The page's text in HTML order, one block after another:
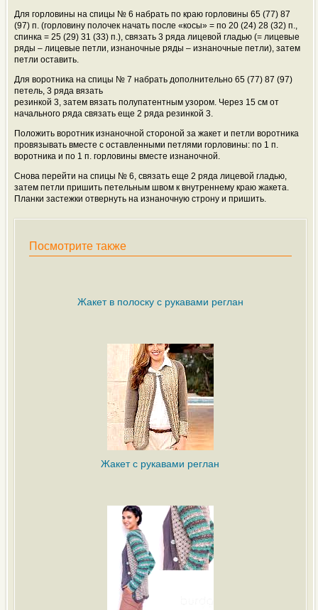
Для горловины на спицы № 6 набрать по краю горловины 65 (77) 87
(97) п. (горловину полочек начать после «косы» = по 20 (24) 28 (32) п.,
спинка = 25 (29) 31 (33) п.), связать 3 ряда лицевой гладью (= лицевые
ряды – лицевые петли, изнаночные ряды – изнаночные петли), затем
петли оставить.
Для воротника на спицы № 7 набрать дополнительно 65 (77) 87 (97)
петель, 3 ряда вязать
резинкой 3, затем вязать полупатентным узором. Через 15 см от
начального ряда связать еще 2 ряда резинкой 3.
Положить воротник изнаночной стороной за жакет и петли воротника
провязывать вместе с оставленными петлями горловины: по 1 п.
воротника и по 1 п. горловины вместе изнаночной.
Снова перейти на спицы № 6, связать еще 2 ряда лицевой гладью,
затем петли пришить петельным швом к внутреннему краю жакета.
Планки застежки отвернуть на изнаночную строну и пришить.
Посмотрите также
Жакет в полоску с рукавами реглан
Жакет с рукавами реглан